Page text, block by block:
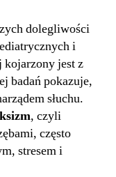
dolegliwości
i
kojarzony jest z
badań pokazuje,
słuchu.
, czyli
często
stresem i